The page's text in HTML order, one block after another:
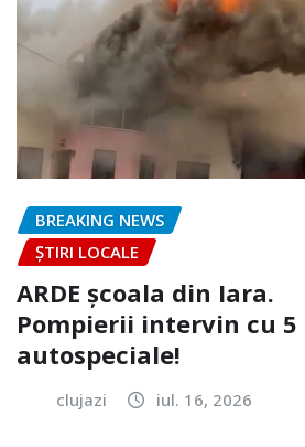
BREAKING NEWS
ȘTIRI LOCALE
ARDE școala din Iara.
Pompierii intervin cu 5
autospeciale!
clujazi iul. 16, 2026